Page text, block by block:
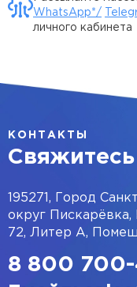
WhatsApp*/
личного кабинета
КОНТАКТЫ
195271, Город
округ
72, Литер А,
8 800 700-
Согласен с
персональных
Я ознакомлен(а) с
компании и